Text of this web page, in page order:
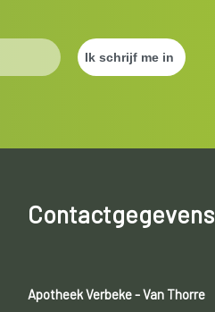
Contactgegevens
Apotheek Verbeke - Van Thorre